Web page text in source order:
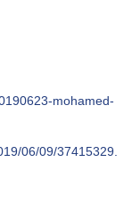
mohamed-
06/09/37415329.